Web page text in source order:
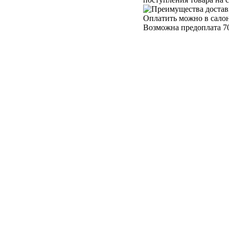
Оплатить можно в
Возможна предоплата